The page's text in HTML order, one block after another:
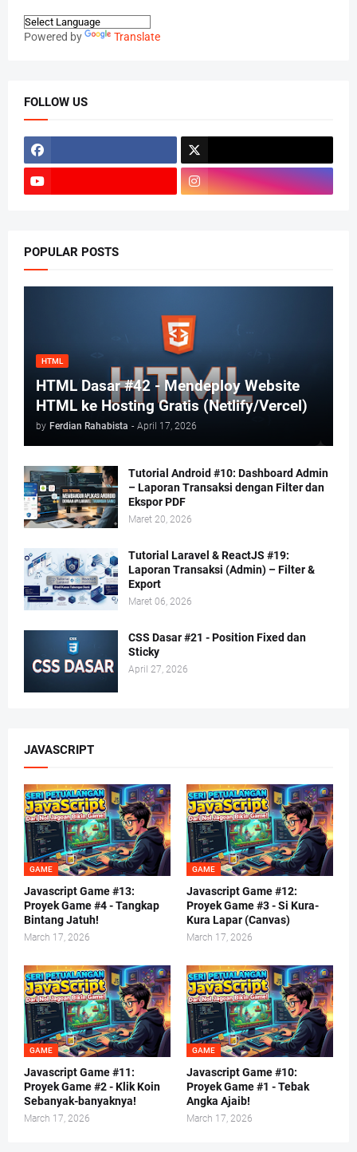
Powered by Translate
FOLLOW US
POPULAR POSTS
HTML
HTML Dasar #42 - Mendeploy Website
HTML ke Hosting Gratis (Netlify/Vercel)
by Ferdian Rahabista - April 17, 2026
Tutorial Android #10: Dashboard Admin
– Laporan Transaksi dengan Filter dan
Ekspor PDF
Maret 20, 2026
Tutorial Laravel & ReactJS #19:
Laporan Transaksi (Admin) – Filter &
Export
Maret 06, 2026
CSS Dasar #21 - Position Fixed dan
Sticky
April 27, 2026
JAVASCRIPT
GAME
Javascript Game #13:
Proyek Game #4 - Tangkap
Bintang Jatuh!
March 17, 2026
GAME
Javascript Game #12:
Proyek Game #3 - Si Kura-
Kura Lapar (Canvas)
March 17, 2026
GAME
Javascript Game #11:
Proyek Game #2 - Klik Koin
Sebanyak-banyaknya!
March 17, 2026
GAME
Javascript Game #10:
Proyek Game #1 - Tebak
Angka Ajaib!
March 17, 2026